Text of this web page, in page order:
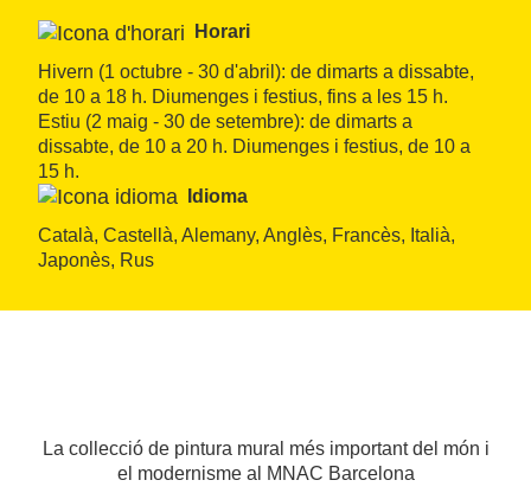
Horari
Hivern (1 octubre - 30 d'abril): de dimarts a dissabte,
de 10 a 18 h. Diumenges i festius, fins a les 15 h.
Estiu (2 maig - 30 de setembre): de dimarts a
dissabte, de 10 a 20 h. Diumenges i festius, de 10 a
15 h.
Idioma
Català, Castellà, Alemany, Anglès, Francès, Italià,
Japonès, Rus
La collecció de pintura mural més important del món i
el modernisme al MNAC Barcelona